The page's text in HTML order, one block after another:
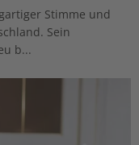
Stimme und
Sein
b...